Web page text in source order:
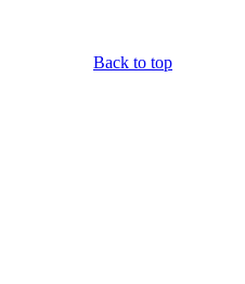
Back to top